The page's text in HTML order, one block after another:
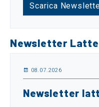
Scarica
Newsletter Latte
08.07.2026
Newsletter